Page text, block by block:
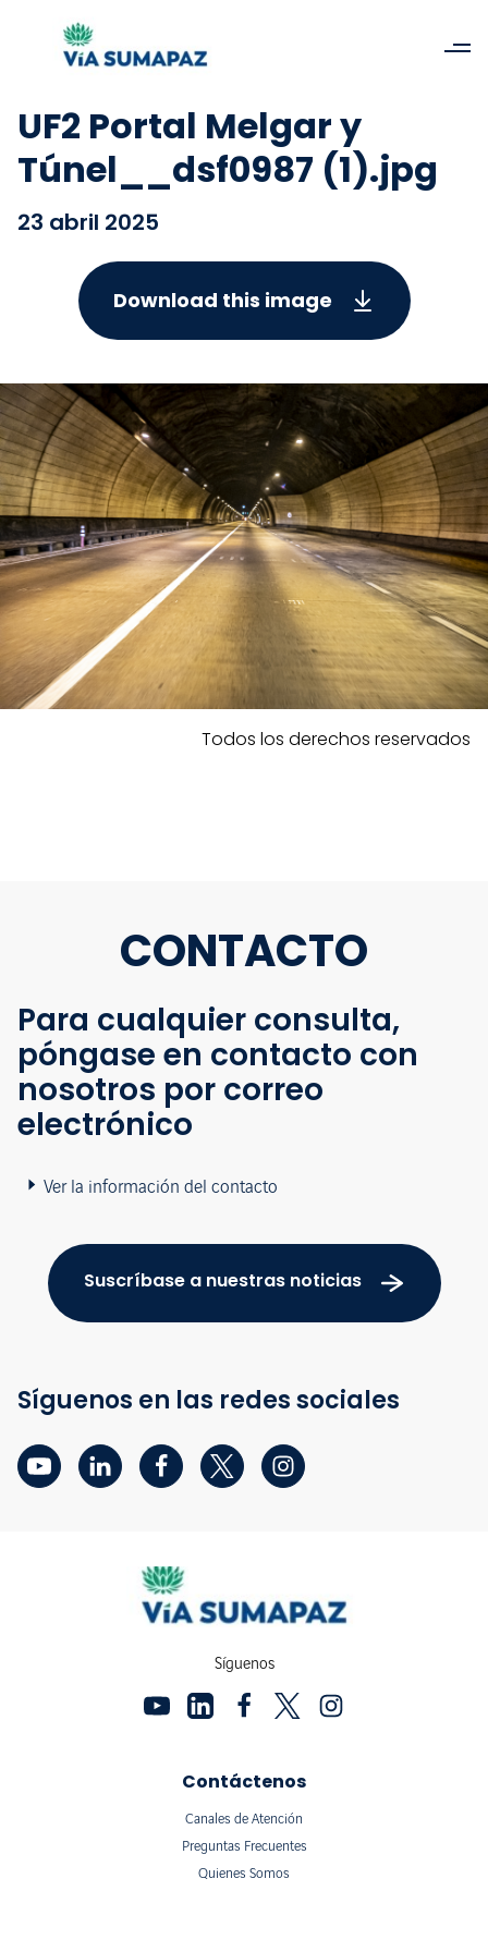
UF2 Portal Melgar y
Túnel__dsf0987 (1).jpg
23 abril 2025
Download this image
Todos los derechos reservados
CONTACTO
Para cualquier consulta,
póngase en contacto con
nosotros por correo
electrónico
Ver la información del contacto
Suscríbase a nuestras noticias
Síguenos en las redes sociales
Síguenos
Contáctenos
Canales de Atención
Preguntas Frecuentes
Quienes Somos